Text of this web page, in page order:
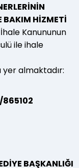
BAKIM HİZMETİ
Kanununun
ile ihale
yer almaktadır:
BAŞKANLIĞI